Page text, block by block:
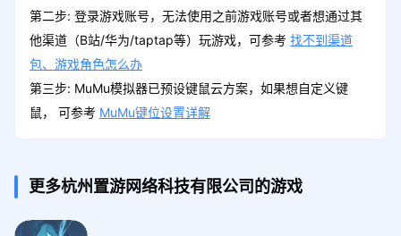
第二步: 登录游戏账号，无法使用之前游戏账号或者想通过其
他渠道（B站/华为/taptap等）玩游戏，可参考 找不到渠道
包、游戏角色怎么办
第三步: MuMu模拟器已预设键鼠云方案，如果想自定义键
鼠， 可参考 MuMu键位设置详解
更多杭州置游网络科技有限公司的游戏